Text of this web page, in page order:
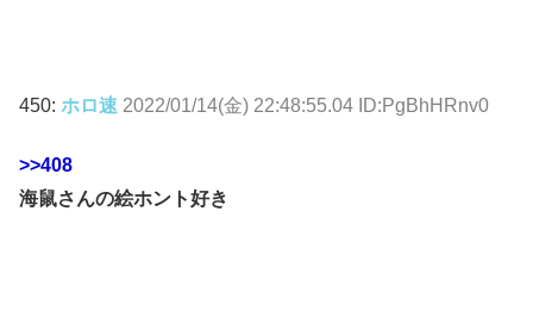
450: ホロ速 2022/01/14(金) 22:48:55.04 ID:PgBhHRnv0
>>408
海鼠さんの絵ホント好き